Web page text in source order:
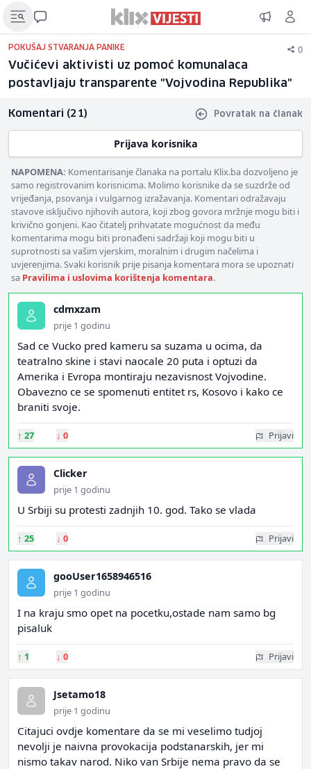
POKUŠAJ STVARANJA PANIKE 0
Vučićevi aktivisti uz pomoć komunalaca
postavljaju transparente "Vojvodina Republika"
Komentari (21) Povratak na članak
Prijava korisnika
NAPOMENA: Komentarisanje članaka na portalu Klix.ba dozvoljeno je
samo registrovanim korisnicima. Molimo korisnike da se suzdrže od
vrijeđanja, psovanja i vulgarnog izražavanja. Komentari odražavaju
stavove isključivo njihovih autora, koji zbog govora mržnje mogu biti i
krivično gonjeni. Kao čitatelj prihvatate mogućnost da među
komentarima mogu biti pronađeni sadržaji koji mogu biti u
suprotnosti sa vašim vjerskim, moralnim i drugim načelima i
uvjerenjima. Svaki korisnik prije pisanja komentara mora se upoznati
sa Pravilima i uslovima korištenja komentara.
cdmxzam
prije 1 godinu
Sad ce Vucko pred kameru sa suzama u ocima, da
teatralno skine i stavi naocale 20 puta i optuzi da
Amerika i Evropa montiraju nezavisnost Vojvodine.
Obavezno ce se spomenuti entitet rs, Kosovo i kako ce
braniti svoje.
↑ 27 ↓ 0 Prijavi
Clicker
prije 1 godinu
U Srbiji su protesti zadnjih 10. god. Tako se vlada
↑ 25 ↓ 0 Prijavi
gooUser1658946516
prije 1 godinu
I na kraju smo opet na pocetku,ostade nam samo bg
pisaluk
↑ 1 ↓ 0 Prijavi
Jsetamo18
prije 1 godinu
Citajuci ovdje komentare da se mi veselimo tudjoj
nevolji je naivna provokacija podstanarskih, jer mi
nismo takav narod. Niko van Srbije nema pravo da se